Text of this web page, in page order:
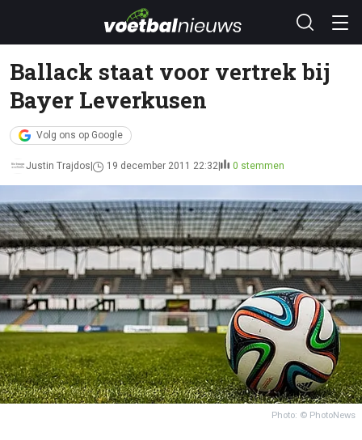
Ballack staat voor vertrek bij
Bayer Leverkusen
Volg ons op Google
Justin Trajdos 19 december 2011 22:32 0 stemmen
Photo: © PhotoNews